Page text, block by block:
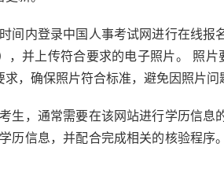
间内登录中国人事考试网进行在线报
，并上传符合要求的电子照片。 照
，确保照片符合标准，避免因照片问
生，通常需要在该网站进行学历信息
历信息，并配合完成相关的核验程序